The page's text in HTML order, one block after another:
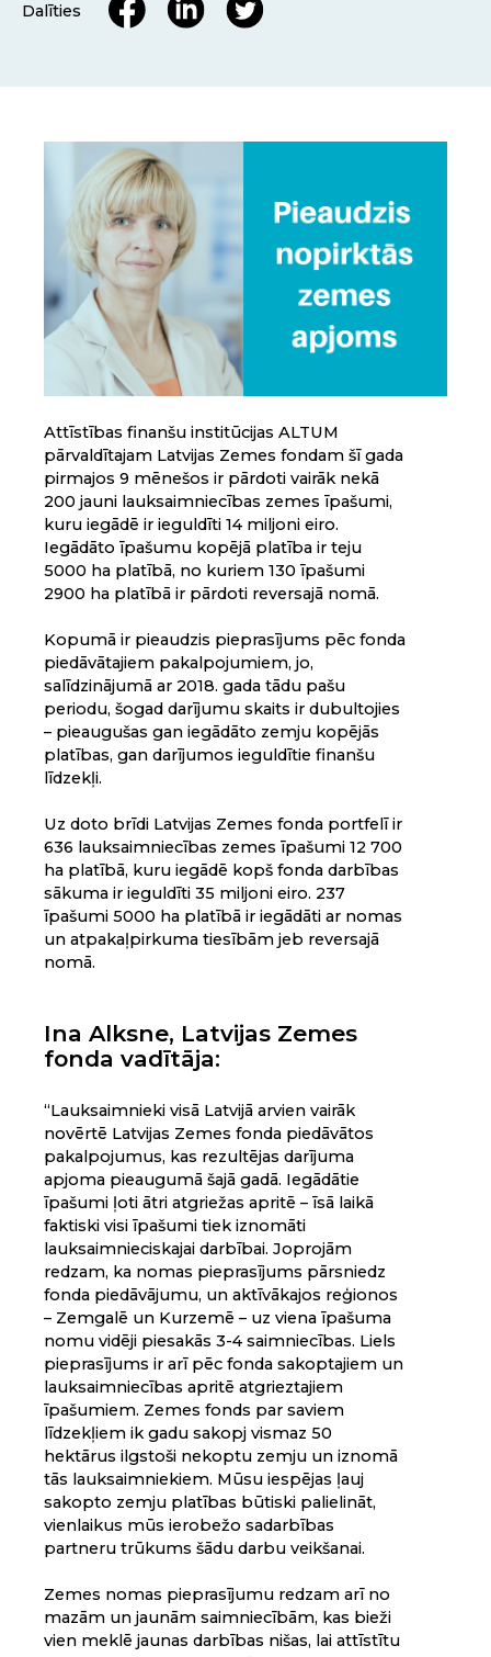
Dalīties
Attīstības finanšu institūcijas ALTUM
pārvaldītajam Latvijas Zemes fondam šī gada
pirmajos 9 mēnešos ir pārdoti vairāk nekā
200 jauni lauksaimniecības zemes īpašumi,
kuru iegādē ir ieguldīti 14 miljoni eiro.
Iegādāto īpašumu kopējā platība ir teju
5000 ha platībā, no kuriem 130 īpašumi
2900 ha platībā ir pārdoti reversajā nomā.
Kopumā ir pieaudzis pieprasījums pēc fonda
piedāvātajiem pakalpojumiem, jo,
salīdzinājumā ar 2018. gada tādu pašu
periodu, šogad darījumu skaits ir dubultojies
– pieaugušas gan iegādāto zemju kopējās
platības, gan darījumos ieguldītie finanšu
līdzekļi.
Uz doto brīdi Latvijas Zemes fonda portfelī ir
636 lauksaimniecības zemes īpašumi 12 700
ha platībā, kuru iegādē kopš fonda darbības
sākuma ir ieguldīti 35 miljoni eiro. 237
īpašumi 5000 ha platībā ir iegādāti ar nomas
un atpakaļpirkuma tiesībām jeb reversajā
nomā.
Ina Alksne, Latvijas Zemes
fonda vadītāja:
“Lauksaimnieki visā Latvijā arvien vairāk
novērtē Latvijas Zemes fonda piedāvātos
pakalpojumus, kas rezultējas darījuma
apjoma pieaugumā šajā gadā. Iegādātie
īpašumi ļoti ātri atgriežas apritē – īsā laikā
faktiski visi īpašumi tiek iznomāti
lauksaimnieciskajai darbībai. Joprojām
redzam, ka nomas pieprasījums pārsniedz
fonda piedāvājumu, un aktīvākajos reģionos
– Zemgalē un Kurzemē – uz viena īpašuma
nomu vidēji piesakās 3-4 saimniecības. Liels
pieprasījums ir arī pēc fonda sakoptajiem un
lauksaimniecības apritē atgrieztajiem
īpašumiem. Zemes fonds par saviem
līdzekļiem ik gadu sakopj vismaz 50
hektārus ilgstoši nekoptu zemju un iznomā
tās lauksaimniekiem. Mūsu iespējas ļauj
sakopto zemju platības būtiski palielināt,
vienlaikus mūs ierobežo sadarbības
partneru trūkums šādu darbu veikšanai.
Zemes nomas pieprasījumu redzam arī no
mazām un jaunām saimniecībām, kas bieži
vien meklē jaunas darbības nišas, lai attīstītu